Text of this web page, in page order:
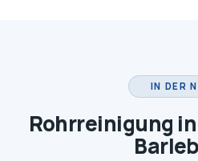
IN DER
Rohrreinigung